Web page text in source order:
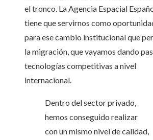
el tronco. La Agencia Espacial
tiene que servirnos como
para ese cambio institucional que
la migración, que vayamos dando
tecnologías competitivas a nivel
internacional.
Dentro del sector privado,
hemos conseguido realizar
con un mismo nivel de calidad,